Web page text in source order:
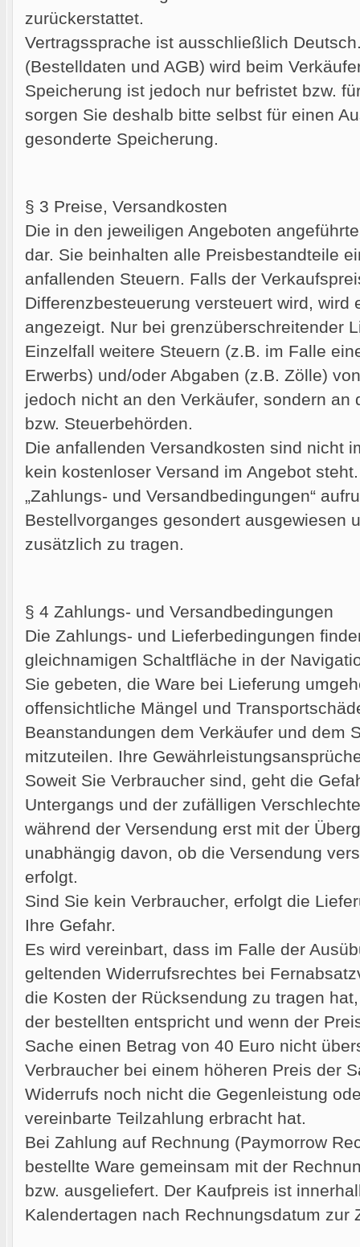
zurückerstattet.
Vertragssprache ist ausschließlich
(Bestelldaten und AGB) wird beim
Speicherung ist jedoch nur befristet bzw.
sorgen Sie deshalb bitte selbst für einen
gesonderte Speicherung.
§ 3 Preise, Versandkosten
Die in den jeweiligen Angeboten
dar. Sie beinhalten alle Preisbestandteile
anfallenden Steuern. Falls der
Differenzbesteuerung versteuert wird, wird
angezeigt. Nur bei grenzüberschreitender
Einzelfall weitere Steuern (z.B. im Falle
Erwerbs) und/oder Abgaben (z.B. Zölle)
jedoch nicht an den Verkäufer, sondern an
bzw. Steuerbehörden.
Die anfallenden Versandkosten sind nicht
kein kostenloser Versand im Angebot
„Zahlungs- und Versandbedingungen“
Bestellvorganges gesondert ausgewiesen
zusätzlich zu tragen.
§ 4 Zahlungs- und Versandbedingungen
Die Zahlungs- und Lieferbedingungen
gleichnamigen Schaltfläche in der
Sie gebeten, die Ware bei Lieferung
offensichtliche Mängel und
Beanstandungen dem Verkäufer und dem
mitzuteilen. Ihre
Soweit Sie Verbraucher sind, geht die
Untergangs und der zufälligen
während der Versendung erst mit der
unabhängig davon, ob die Versendung
erfolgt.
Sind Sie kein Verbraucher, erfolgt die
Ihre Gefahr.
Es wird vereinbart, dass im Falle der
geltenden Widerrufsrechtes bei
die Kosten der Rücksendung zu tragen
der bestellten entspricht und wenn der
Sache einen Betrag von 40 Euro nicht
Verbraucher bei einem höheren Preis der
Widerrufs noch nicht die Gegenleistung
vereinbarte Teilzahlung erbracht hat.
Bei Zahlung auf Rechnung (Paymorrow
bestellte Ware gemeinsam mit der
bzw. ausgeliefert. Der Kaufpreis ist
Kalendertagen nach Rechnungsdatum zur